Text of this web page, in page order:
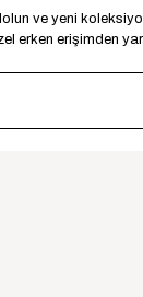
ve yeni
erken erişimden